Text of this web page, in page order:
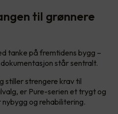
til grønnere
tanke på fremtidens bygg –
står sentralt.
stiller strengere krav til
er Pure-serien et trygt og
og rehabilitering.